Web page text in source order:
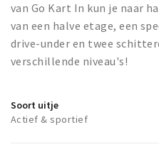
Sport
Natuur
van Go Kart In kun je naar
van een halve etage, een
drive-under en twee
verschillende niveau's!
Soort uitje
Actief & sportief